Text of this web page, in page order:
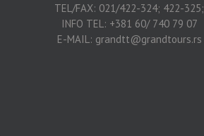
TEL/FAX: 021/422-324; 422-325;
INFO TEL: +381 60/ 740 79 07
E-MAIL: grandtt@grandtours.rs